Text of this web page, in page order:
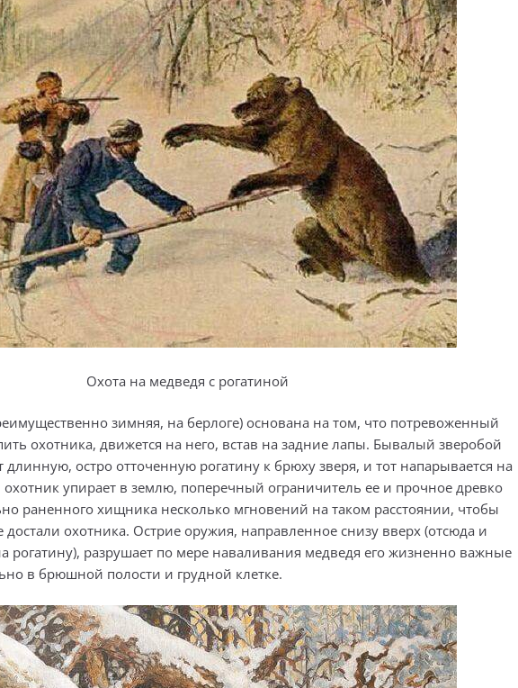
Охота на медведя с рогатиной
зимняя, на берлоге) основана на том, что потревоженный
охотника, движется на него, встав на задние лапы. Бывалый зверобой
длинную, остро отточенную рогатину к брюху зверя, и тот напарывается на
упирает в землю, поперечный ограничитель ее и прочное древко
раненного хищника несколько мгновений на таком расстоянии, чтобы
достали охотника. Острие оружия, направленное снизу вверх (отсюда и
рогатину), разрушает по мере наваливания медведя его жизненно важные
в брюшной полости и грудной клетке.